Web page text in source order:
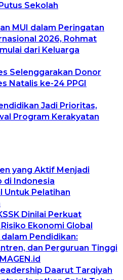
Sekolah
MUI dalam Peringatan
2026, Rohmat
dari Keluarga
Selenggarakan Donor
Natalis ke-24 PPGI
Jadi Prioritas,
Program Kerakyatan
yang Aktif Menjadi
di Indonesia
Untuk Pelatihan
Dinilai Perkuat
Ekonomi Global
Pendidikan:
dan Perguruan Tinggi
Daarut Tarqiyah